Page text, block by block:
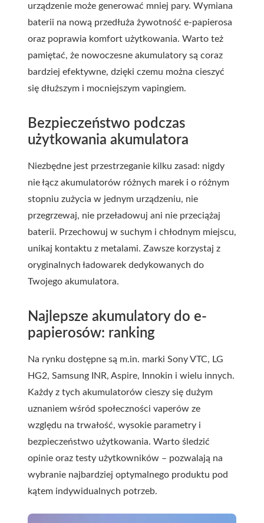
urządzenie może generować mniej pary. Wymiana
baterii na nową przedłuża żywotność e-papierosa
oraz poprawia komfort użytkowania. Warto też
pamiętać, że nowoczesne akumulatory są coraz
bardziej efektywne, dzięki czemu można cieszyć
się dłuższym i mocniejszym vapingiem.
Bezpieczeństwo podczas
użytkowania akumulatora
Niezbędne jest przestrzeganie kilku zasad: nigdy
nie łącz akumulatorów różnych marek i o różnym
stopniu zużycia w jednym urządzeniu, nie
przegrzewaj, nie przeładowuj ani nie przeciążaj
baterii. Przechowuj w suchym i chłodnym miejscu,
unikaj kontaktu z metalami. Zawsze korzystaj z
oryginalnych ładowarek dedykowanych do
Twojego akumulatora.
Najlepsze akumulatory do e-
papierosów: ranking
Na rynku dostępne są m.in. marki Sony VTC, LG
HG2, Samsung INR, Aspire, Innokin i wielu innych.
Każdy z tych akumulatorów cieszy się dużym
uznaniem wśród społeczności vaperów ze
względu na trwałość, wysokie parametry i
bezpieczeństwo użytkowania. Warto śledzić
opinie oraz testy użytkowników – pozwalają na
wybranie najbardziej optymalnego produktu pod
kątem indywidualnych potrzeb.